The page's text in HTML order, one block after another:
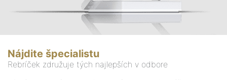
Nájdite špecialistu
Rebríček združuje tých najlepších v odbore